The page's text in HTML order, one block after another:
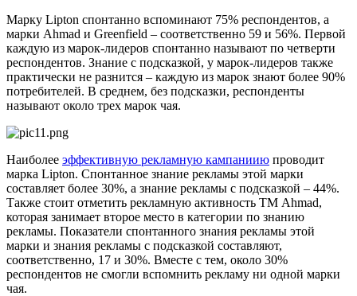
Марку Lipton спонтанно вспоминают 75% респондентов, а
марки Ahmad и Greenfield – соответственно 59 и 56%. Первой
каждую из марок-лидеров спонтанно называют по четверти
респондентов. Знание с подсказкой, у марок-лидеров также
практически не разнится – каждую из марок знают более 90%
потребителей. В среднем, без подсказки, респонденты
называют около трех марок чая.
Наиболее эффективную рекламную кампаниию проводит
марка Lipton. Спонтанное знание рекламы этой марки
составляет более 30%, а знание рекламы с подсказкой – 44%.
Также стоит отметить рекламную активность ТМ Ahmad,
которая занимает второе место в категории по знанию
рекламы. Показатели спонтанного знания рекламы этой
марки и знания рекламы с подсказкой составляют,
соответственно, 17 и 30%. Вместе с тем, около 30%
респондентов не смогли вспомнить рекламу ни одной марки
чая.